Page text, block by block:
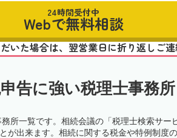
24時間受付中
Webで無料相談
いた場合は、翌営業日に折り返しご連
告に強い税理士事務
所一覧です。相続会議の「税理士検索サー
が出来ます。相続に関する税金や特例制度